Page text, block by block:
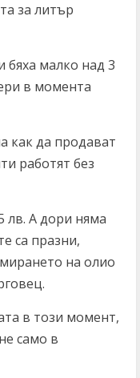
за литър
бяха малко над 3
в момента
как да продават
работят без
лв. А дори няма
са празни,
на олио
в този момент,
само в